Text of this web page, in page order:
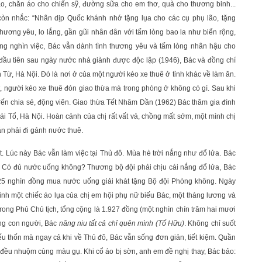
chăn áo cho chiến sỹ, đường sữa cho em thơ, quà cho thương binh...
nhắc: “Nhân dịp Quốc khánh nhớ tặng lụa cho các cụ phụ lão, tặng
yêu, lo lắng, gần gũi nhân dân với tấm lòng bao la như biển rộng,
nghìn việc, Bác vẫn dành tình thương yêu và tấm lòng nhân hậu cho
tiên sau ngày nước nhà giành được độc lập (1946), Bác và đồng chí
Hà Nội. Đó là nơi ở của một người kéo xe thuê ở tỉnh khác về làm ăn.
kéo xe thuê đón giao thừa mà trong phòng ở không có gì. Sau khi
chia sẻ, động viên. Giao thừa Tết Nhâm Dần (1962) Bác thăm gia đình
Hà Nội. Hoàn cảnh của chị rất vất vả, chồng mất sớm, một mình chị
phải đi gánh nước thuê.
Lúc này Bác vẫn làm việc tại Thủ đô. Mùa hè trời nắng như đổ lửa. Bác
đủ nước uống không? Thương bộ đội phải chịu cái nắng đổ lửa, Bác
nghìn đồng mua nước uống giải khát tặng Bộ đội Phòng không. Ngày
một chiếc áo lụa của chị em hội phụ nữ biếu Bác, một tháng lương và
Phủ Chủ tịch, tổng cộng là 1.927 đồng (một nghìn chín trăm hai mươi
con người, Bác nâng niu tất cả chỉ quên mình (Tố Hữu) . Không chỉ suốt
mà ngay cả khi về Thủ đô, Bác vẫn sống đơn giản, tiết kiệm. Quần
nhuộm cùng màu gụ. Khi cổ áo bị sờn, anh em đề nghị thay, Bác bảo: